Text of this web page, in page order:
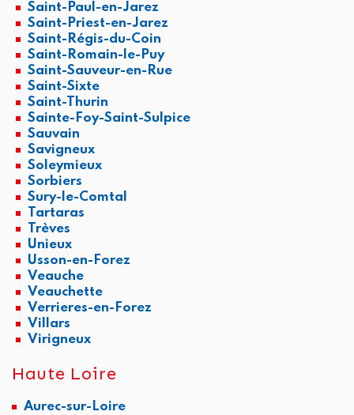
Saint-Paul-en-Jarez
Saint-Priest-en-Jarez
Saint-Régis-du-Coin
Saint-Romain-le-Puy
Saint-Sauveur-en-Rue
Saint-Sixte
Saint-Thurin
Sainte-Foy-Saint-Sulpice
Sauvain
Savigneux
Soleymieux
Sorbiers
Sury-le-Comtal
Tartaras
Trèves
Unieux
Usson-en-Forez
Veauche
Veauchette
Verrieres-en-Forez
Villars
Virigneux
Haute Loire
Aurec-sur-Loire